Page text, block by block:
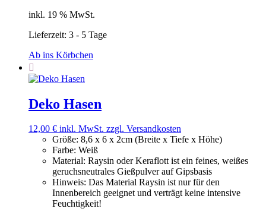
inkl. 19 % MwSt.
Lieferzeit: 3 - 5 Tage
Ab ins Körbchen
Deko Hasen
12,00 € inkl. MwSt. zzgl. Versandkosten
Größe: 8,6 x 6 x 2cm (Breite x Tiefe x Höhe)
Farbe: Weiß
Material: Raysin oder Keraflott ist ein feines, weißes
geruchsneutrales Gießpulver auf Gipsbasis
Hinweis: Das Material Raysin ist nur für den
Innenbereich geeignet und verträgt keine intensive
Feuchtigkeit!